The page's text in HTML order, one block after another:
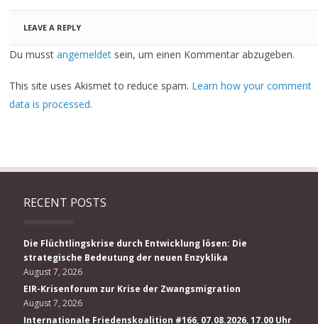
LEAVE A REPLY
Du musstangemeldet sein, um einen Kommentar abzugeben.
This site uses Akismet to reduce spam. Learn how your comment
data is processed.
RECENT POSTS
Die Flüchtlingskrise durch Entwicklung lösen: Die
strategische Bedeutung der neuen Enzyklika
August 7, 2026
EIR-Krisenforum zur Krise der Zwangsmigration
August 7, 2026
Internationale Friedenskoalition #166, 07.08.2026, 17.00 Uhr